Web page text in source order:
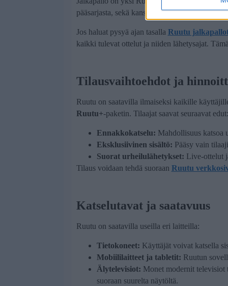
pääsarjasta, sekä kansainvälisistä liigoista,
Jos haluat pysyä ajan tasalla Ruutu
kaikki tulevat ottelut ja niiden lähetysajat.
Tilausvaihtoehdot ja
Ruutu on saatavilla ilmaiseksi kaikille
Ruutu+-paketin. Tilaajat saavat seuraavat edut:
Ennakkokatselu: Mahdollisuus katsoa
Eksklusiivinen sisältö: Pääsy vain
Suorat urheilulähetykset: Live-ottelut
Tilaus voidaan tehdä suoraan Ruutu
Katselutavat ja saatavuus
Ruutu on saatavilla useilla eri laitteilla:
Tietokoneet: Käyttäjät voivat katsella
Mobiililaitteet ja tabletit: Ruutun
Älytelevisiot: Monet modernit televisiot
suoraan suurelta näytöltä.